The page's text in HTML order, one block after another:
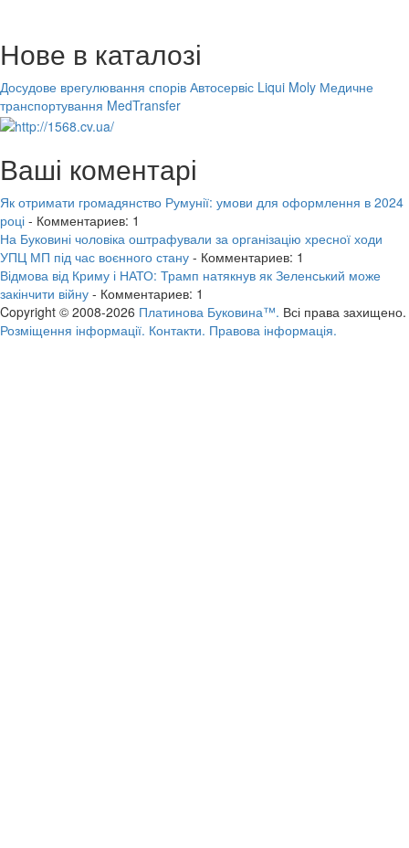
Нове в каталозі
Досудове врегулювання спорів Автосервіс Liqui Moly Медичне
транспортування MedTransfer
Ваші коментарі
Як отримати громадянство Румунії: умови для оформлення в 2024
році - Комментариев: 1
На Буковині чоловіка оштрафували за організацію хресної ходи
УПЦ МП під час воєнного стану - Комментариев: 1
Відмова від Криму і НАТО: Трамп натякнув як Зеленський може
закінчити війну - Комментариев: 1
Copyright © 2008-2026 Платинова Буковина™. Всі права захищено.
Розміщення інформації. Контакти. Правова інформація.